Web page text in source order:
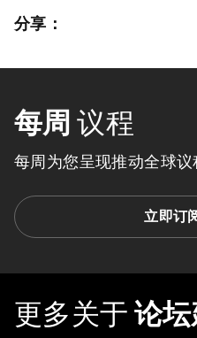
分享：
每周 议程
每周为您呈现推动全球议
立即订
更多关于 论坛